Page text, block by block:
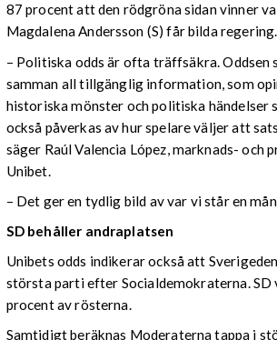
87 procent att den rödgröna sidan vinner
Magdalena Andersson (S) får bilda regering.
– Politiska odds är ofta träffsäkra. Oddsen
samman all tillgänglig information, som
historiska mönster och politiska händelser
också påverkas av hur spelare väljer att
säger Raúl Valencia López, marknads- och
Unibet.
– Det ger en tydlig bild av var vi står en
SD behåller andraplatsen
Unibets odds indikerar också att
största parti efter Socialdemokraterna. SD
procent av rösterna.
Samtidigt beräknas Moderaterna tappa i